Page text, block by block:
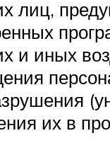
лиц,
и иных
их в